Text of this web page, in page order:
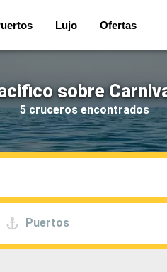
Lujo Ofertas
sobre
5 cruceros encontrados
Puertos